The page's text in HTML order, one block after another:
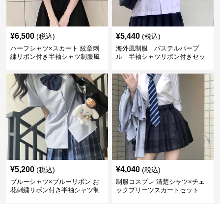
¥6,500 (税込)
ハーフシャツ×スカート 紋章刺
繍リボン付き半袖シャツ制服風
¥5,440 (税込)
海外風制服 パステルパープ
ル 半袖シャツリボン付きセッ
¥5,200 (税込)
ブルーシャツ×ブルーリボン お
花刺繍リボン付き半袖シャツ制
¥4,040 (税込)
制服コスプレ 清楚シャツ×チェ
ックプリーツスカートセット